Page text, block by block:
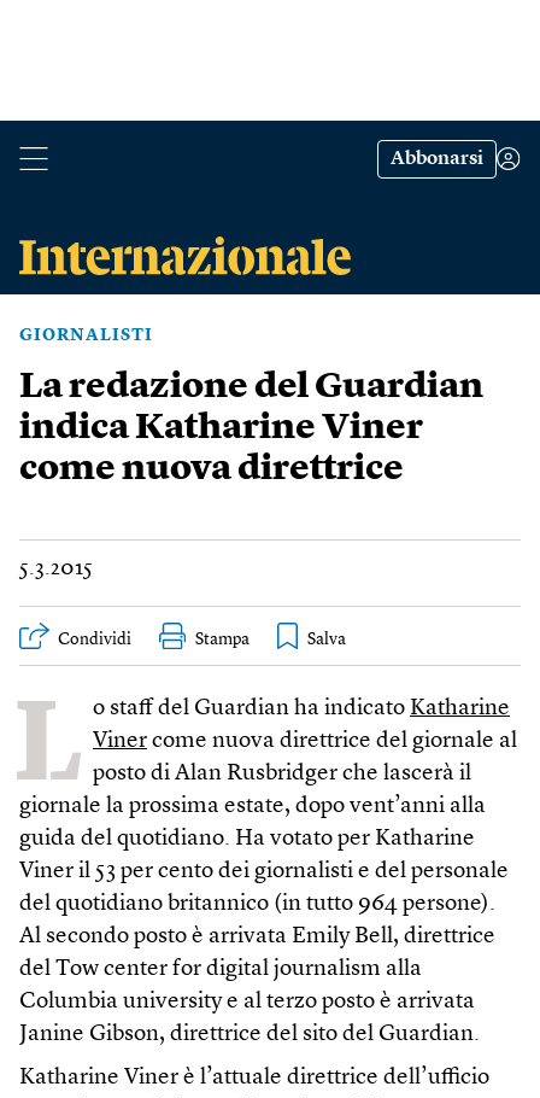
Abbonarsi
GIORNALISTI
La redazione del Guardian
indica Katharine Viner
come nuova direttrice
5.3.2015
Condividi Stampa
L o staff del Guardian ha indicato Katharine
Viner come nuova direttrice del giornale al
posto di Alan Rusbridger che lascerà il
giornale la prossima estate, dopo vent’anni alla
guida del quotidiano. Ha votato per Katharine
Viner il 53 per cento dei giornalisti e del personale
del quotidiano britannico (in tutto 964 persone).
Al secondo posto è arrivata Emily Bell, direttrice
del Tow center for digital journalism alla
Columbia university e al terzo posto è arrivata
Janine Gibson, direttrice del sito del Guardian.
Katharine Viner è l’attuale direttrice dell’ufficio